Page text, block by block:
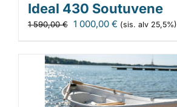
Ideal 430 Soutuvene
1 590,00€ Alkuperäinen
oli:
1
590,00 €.
1 000,00 € Nykyinen
on:
1
000,00 €.
(sis. alv 25,5%)